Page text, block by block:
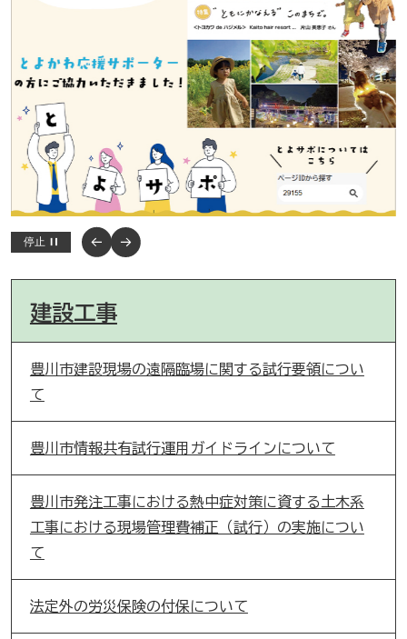
停止
建設工事
豊川市建設現場の遠隔臨場に関する試行要領につい
て
豊川市情報共有試行運用ガイドラインについて
豊川市発注工事における熱中症対策に資する土木系
工事における現場管理費補正（試行）の実施につい
て
法定外の労災保険の付保について